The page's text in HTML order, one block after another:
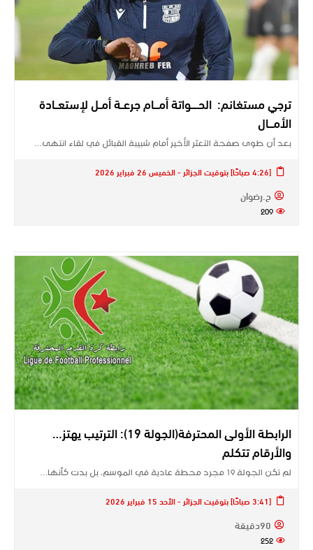
ترجي مستغانم: الحـــــواتة أمـــام جرعــة أمــل لإستعــادة
الأمـــال
بعد أن طوى صفحة التعثر الأخير أمام شبيبة القبائل في لقاء انتهى…
[4:26 صباحًا] بتوقيت الجزائر - الخميس 26 فبراير 2026
ح.رضوان
209
الرابطة الأولى المحترفة(الجولة 19): الترتيب يهتز…
والأرقام تتكلم
لم تكن الجولة 19 مجرد محطة عادية في الموسم، بل بدت كأنها…
[3:41 صباحًا] بتوقيت الجزائر - الأحد 15 فبراير 2026
90دقيقة
252